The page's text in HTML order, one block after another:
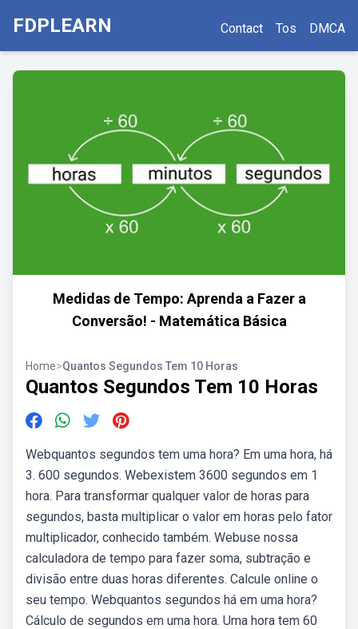
FDPLEARN Contact Tos DMCA
Medidas de Tempo: Aprenda a Fazer a
Conversão! - Matemática Básica
Home>Quantos Segundos Tem 10 Horas
Quantos Segundos Tem 10 Horas
Webquantos segundos tem uma hora? Em uma hora, há
3. 600 segundos. Webexistem 3600 segundos em 1
hora. Para transformar qualquer valor de horas para
segundos, basta multiplicar o valor em horas pelo fator
multiplicador, conhecido também. Webuse nossa
calculadora de tempo para fazer soma, subtração e
divisão entre duas horas diferentes. Calcule online o
seu tempo. Webquantos segundos há em uma hora?
Cálculo de segundos em uma hora. Uma hora tem 60